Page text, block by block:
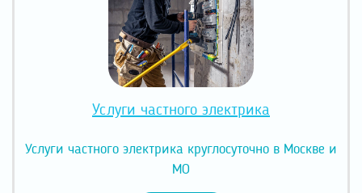
Услуги частного электрика
Услуги частного электрика круглосуточно в Москве и
МО